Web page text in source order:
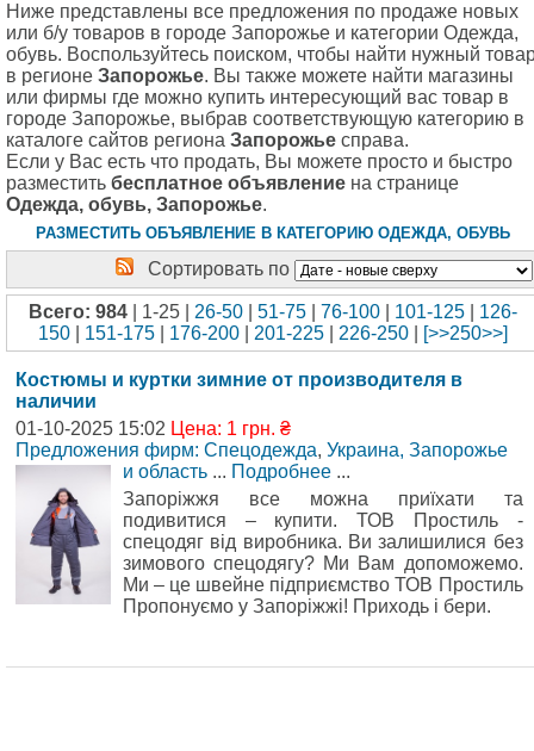
Ниже представлены все предложения по продаже новых
или б/у товаров в городе Запорожье и категории Одежда,
обувь. Воспользуйтесь поиском, чтобы найти нужный
в регионе Запорожье. Вы также можете найти магазины
или фирмы где можно купить интересующий вас товар в
городе Запорожье, выбрав соответствующую категорию в
каталоге сайтов региона Запорожье справа.
Если у Вас есть что продать, Вы можете просто и быстро
разместить бесплатное объявление на странице
Одежда, обувь, Запорожье.
РАЗМЕСТИТЬ ОБЪЯВЛЕНИЕ В КАТЕГОРИЮ ОДЕЖДА, ОБУВЬ
Сортировать по
Всего: 984 | 1-25 | 26-50 51-75 76-100 101-125
126-
150
151-175 176-200 201-225 226-250 [>>250>>]
Костюмы и куртки зимние от производителя в
наличии
01-10-2025 15:02 Цена: 1 грн. ₴
Предложения фирм: Спецодежда, Украина, Запорожье
и область ... Подробнее ...
Запоріжжя все можна приїхати та
подивитися – купити. ТОВ Простиль -
спецодяг від виробника. Ви залишилися без
зимового спецодягу? Ми Вам допоможемо.
Ми – це швейне підприємство ТОВ Простиль
Пропонуємо у Запоріжжі! Приходь і бери.